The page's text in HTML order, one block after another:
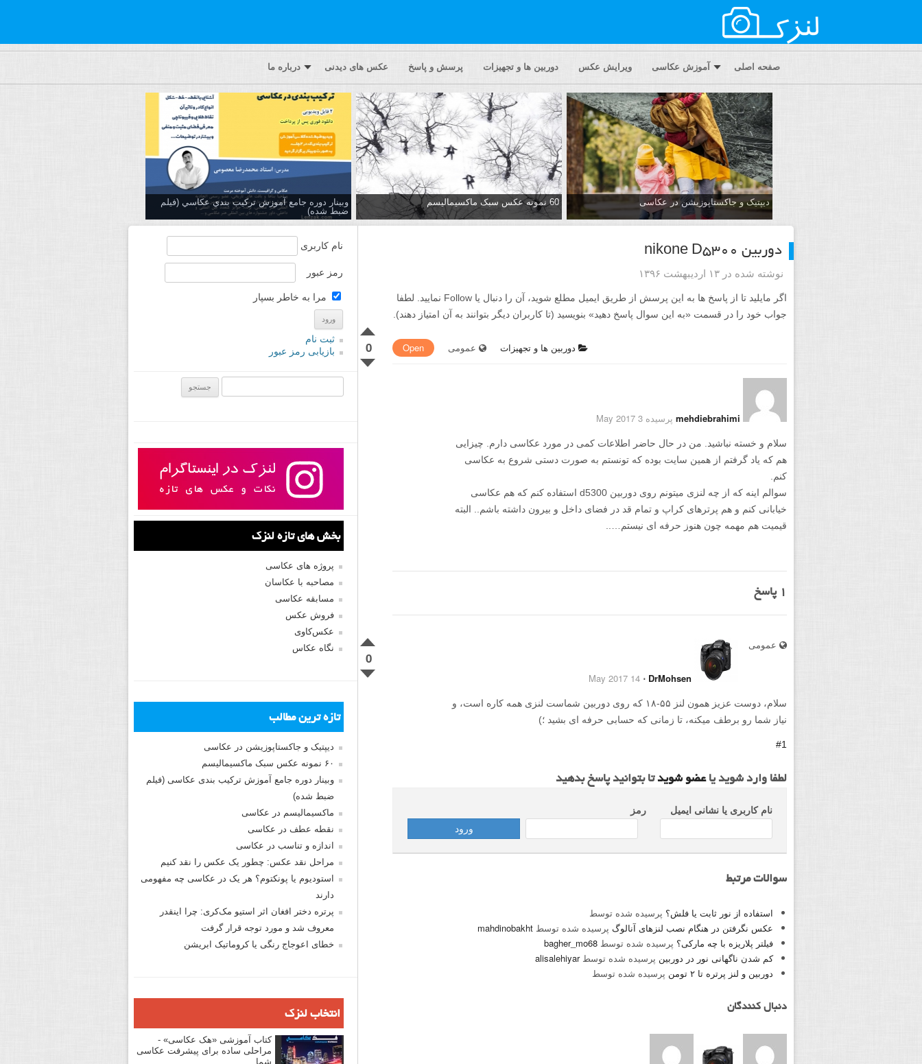
صفحه اصلی آموزش عکاسی ویرایش عکس دوربین ها و تجهیزات پرسش و پاسخ عکس های دیدنی درباره ما
دیپتیک و جاکستا‌پوزیشن در عکاسی 60 نمونه عکس سبک ماکسیمالیسم
وبینار دوره جامع آموزش تركيب بندي عكاسي (فیلم
ضبط شده)
دوربین nikone D5300
نوشته شده در ۱۳ اردیبهشت ۱۳۹۶
اگر مایلید تا از پاسخ ها به این پرسش از طریق ایمیل مطلع شوید، آن را دنبال یا Follow نمایید. لطفا
جواب خود را در قسمت «به این سوال پاسخ دهید» بنویسید (تا کاربران دیگر بتوانند به آن امتیاز دهند).
0 Open عمومی دوربین ها و تجهیزات
mehdiebrahimi پرسیده 3 May 2017
سلام و خسته نباشید. من در حال حاضر اطلاعات کمی در مورد عکاسی دارم. چیزایی
هم که یاد گرفتم از همین سایت بوده که تونستم به صورت دستی شروع به عکاسی
کنم.
سوالم اینه که از چه لنزی میتونم روی دوربین d5300 استفاده کنم که هم عکاسی
خیابانی کنم و هم پرترهای کراپ و تمام قد در فضای داخل و بیرون داشته باشم.. البته
قیمیت هم مهمه چون هنوز حرفه ای نیستم…..
1 پاسخ
0
عمومی
DrMohsen
⋅
14 May 2017
سلام، دوست عزیز همون لنز ۵۵-١٨ که روى دوربین شماست لنزى همه کاره است، و
نیاز شما رو برطف میکنه، تا زمانى که حسابى حرفه اى بشید ؛)
#1
لطفا وارد شوید یاعضو شویدتا بتوانید پاسخ بدهید
نام کاربری یا نشانی ایمیل رمز
سوالات مرتبط
استفاده از نور ثابت یا فلش؟ پرسیده شده توسط
عکس نگرفتن در هنگام نصب لنزهای آنالوگ پرسیده شده توسط mahdinobakht
فیلتر پلاریزه با چه مارکی؟ پرسیده شده توسط bagher_mo68
کم شدن ناگهانی نور در دوربین پرسیده شده توسطalisalehiyar
دوربین و لنز پرتره تا ۲ تومن
پرسیده شده توسط
دنبال کنندگان
نام کاربری
رمز عبور
مرا به خاطر بسپار
ثبت نام
بازیابی رمز عبور
بخش های تازه لنزک
پروژه های عکاسی
مصاحبه با عکاسان
مسابقه عکاسی
فروش عکس
عکس‌کاوی
نگاه عکاس
تازه ترین مطالب
دیپتیک و جاکستا‌پوزیشن در عکاسی
۶۰ نمونه عکس سبک ماکسیمالیسم
وبینار دوره جامع آموزش ترکیب بندی عکاسی (فیلم
ضبط شده)
ماکسیمالیسم در عکاسی
نقطه عطف در عکاسی
اندازه و تناسب در عکاسی
مراحل نقد عکس: چطور یک عکس را نقد کنیم
استودیوم یا پونکتوم؟ هر یک در عکاسی چه مفهومی
دارند
پرتره دختر افغان اثر استیو مک‌کری: چرا اینقدر
معروف شد و مورد توجه قرار گرفت
خطای اعوجاج رنگی یا کروماتیک ابریشن
انتخاب لنزک
کتاب آموزشی «هک عکاسی» -
مراحلی ساده برای پیشرفت عکاسی
شما